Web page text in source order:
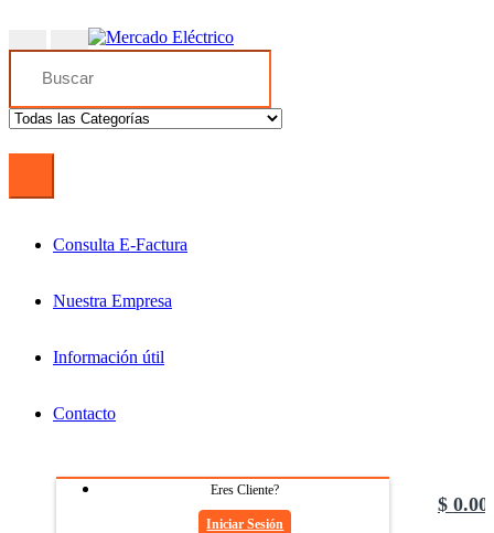
Search
Consulta E-Factura
Nuestra Empresa
Información útil
Contacto
Eres Cliente?
Iniciar Sesión
$ 0.00